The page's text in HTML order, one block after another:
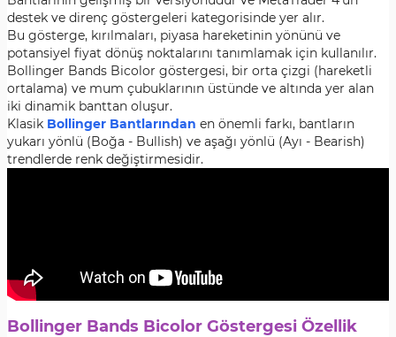
destek ve direnç göstergeleri kategorisinde yer alır.
Bu gösterge, kırılmaları, piyasa hareketinin yönünü ve
potansiyel fiyat dönüş noktalarını tanımlamak için kullanılır.
Bollinger Bands Bicolor göstergesi, bir orta çizgi (hareketli
ortalama) ve mum çubuklarının üstünde ve altında yer alan
iki dinamik banttan oluşur.
Klasik Bollinger Bantlarından en önemli farkı, bantların
yukarı yönlü (Boğa - Bullish) ve aşağı yönlü (Ayı - Bearish)
trendlerde renk değiştirmesidir.
Bollinger Bands Bicolor Göstergesi Özellik